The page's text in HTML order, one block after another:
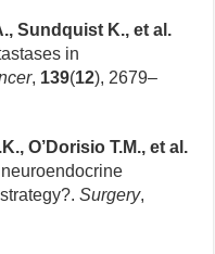
Sundquist K., et al.
in
, 139(12), 2679–
O’Dorisio T.M., et al.
Surgery,